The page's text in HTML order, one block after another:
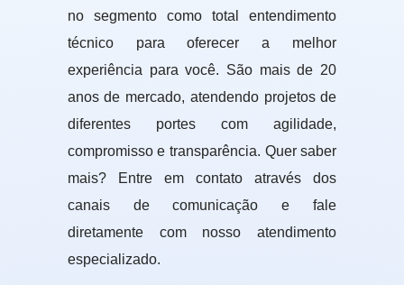
no segmento como total entendimento
técnico para oferecer a melhor
experiência para você. São mais de 20
anos de mercado, atendendo projetos de
diferentes portes com agilidade,
compromisso e transparência. Quer saber
mais? Entre em contato através dos
canais de comunicação e fale
diretamente com nosso atendimento
especializado.